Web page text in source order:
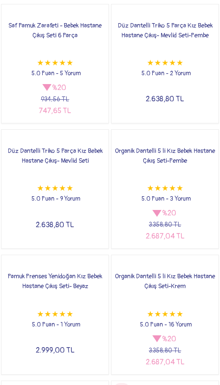
Saf Pamuk Zarafeti - Bebek Hastane
Çıkış Seti 6 Parça
5.0 Puan - 5 Yorum
%20
934,56 TL
747,65 TL
Düz Dantelli Triko 5 Parça Kız Bebek
Hastane Çıkış- Mevlid Seti-Pembe
5.0 Puan - 2 Yorum
2.638,80 TL
Düz Dantelli Triko 5 Parça Kız Bebek
Hastane Çıkış- Mevlid Seti
5.0 Puan - 9 Yorum
2.638,80 TL
Organik Dantelli 5 li Kız Bebek Hastane
Çıkış Seti-Pembe
5.0 Puan - 3 Yorum
%20
3.358,80 TL
2.687,04 TL
Pamuk Prenses Yenidoğan Kız Bebek
Hastane Çıkış Seti- Beyaz
5.0 Puan - 1 Yorum
2.999,00 TL
Organik Dantelli 5 li Kız Bebek Hastane
Çıkış Seti-Krem
5.0 Puan - 16 Yorum
%20
3.358,80 TL
2.687,04 TL